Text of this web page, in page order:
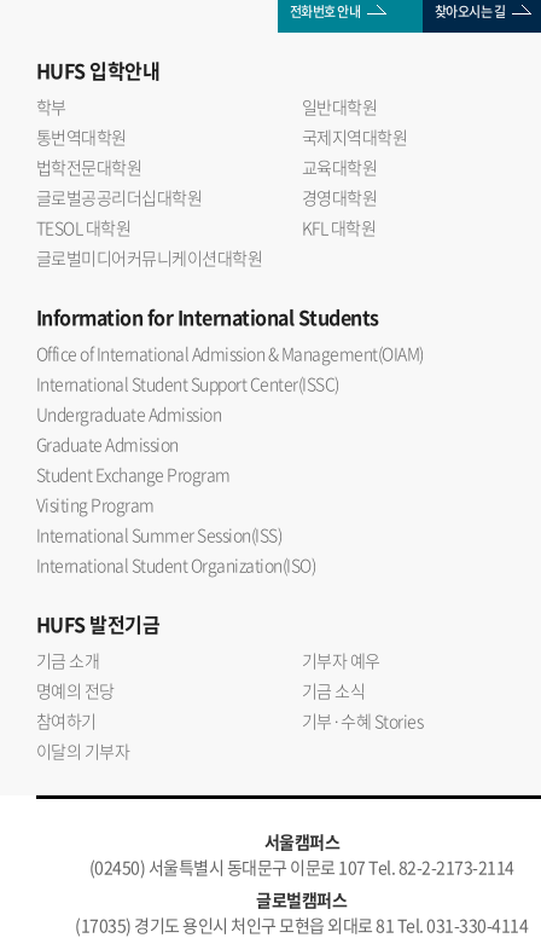
전화번호 안내 찾아오시는 길
HUFS입학안내
학부
일반대학원
통번역대학원
국제지역대학원
법학전문대학원
교육대학원
글로벌공공리더십대학원
경영대학원
TESOL 대학원
KFL 대학원
글로벌미디어커뮤니케이션대학원
Informationfor International Students
Office of International Admission & Management(OIAM)
International Student Support Center(ISSC)
Undergraduate Admission
Graduate Admission
Student Exchange Program
Visiting Program
International Summer Session(ISS)
International Student Organization(ISO)
HUFS발전기금
기금 소개
기부자 예우
명예의 전당
기금 소식
참여하기
기부·수혜 Stories
이달의 기부자
서울캠퍼스
(02450) 서울특별시 동대문구 이문로 107 Tel. 82-2-2173-2114
글로벌캠퍼스
(17035) 경기도 용인시 처인구 모현읍 외대로 81 Tel. 031-330-4114